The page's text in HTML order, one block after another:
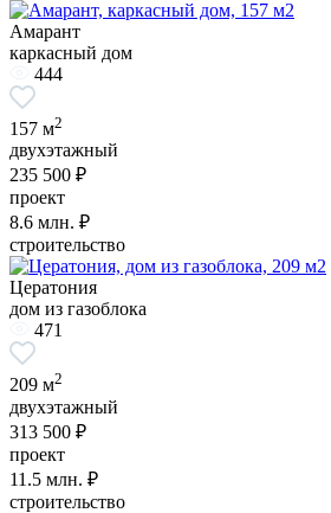
Амарант
каркасный дом
444
157 м2
двухэтажный
235 500 ₽
проект
8.6 млн. ₽
строительство
Цератония
дом из газоблока
471
209 м2
двухэтажный
313 500 ₽
проект
11.5 млн. ₽
строительство